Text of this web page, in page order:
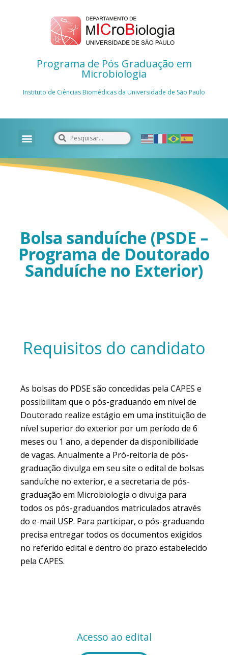
Programa de Pós Graduação em
Microbiologia
Instituto de Ciências Biomédicas da Universidade de São Paulo
Bolsa sanduíche (PSDE –
Programa de Doutorado
Sanduíche no Exterior)
Requisitos do candidato
As bolsas do PDSE são concedidas pela CAPES e
possibilitam que o pós-graduando em nível de
Doutorado realize estágio em uma instituição de
nível superior do exterior por um período de 6
meses ou 1 ano, a depender da disponibilidade
de vagas. Anualmente a Pró-reitoria de pós-
graduação divulga em seu site o edital de bolsas
sanduíche no exterior, e a secretaria de pós-
graduação em Microbiologia o divulga para
todos os pós-graduandos matriculados através
do e-mail USP. Para participar, o pós-graduando
precisa entregar todos os documentos exigidos
no referido edital e dentro do prazo estabelecido
pela CAPES.
Acesso ao edital